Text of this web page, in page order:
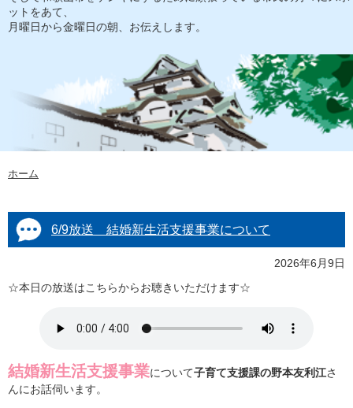
ットをあて、
月曜日から金曜日の朝、お伝えします。
ホーム
6/9放送 結婚新生活支援事業について
2026年6月9日
☆本日の放送はこちらからお聴きいただけます☆
結婚新生活支援事業について子育て支援課の野本友利江さ
んにお話伺います。